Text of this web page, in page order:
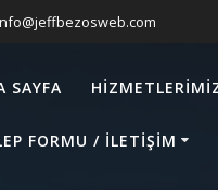
SAYFA
FORMU / İLETIŞIM